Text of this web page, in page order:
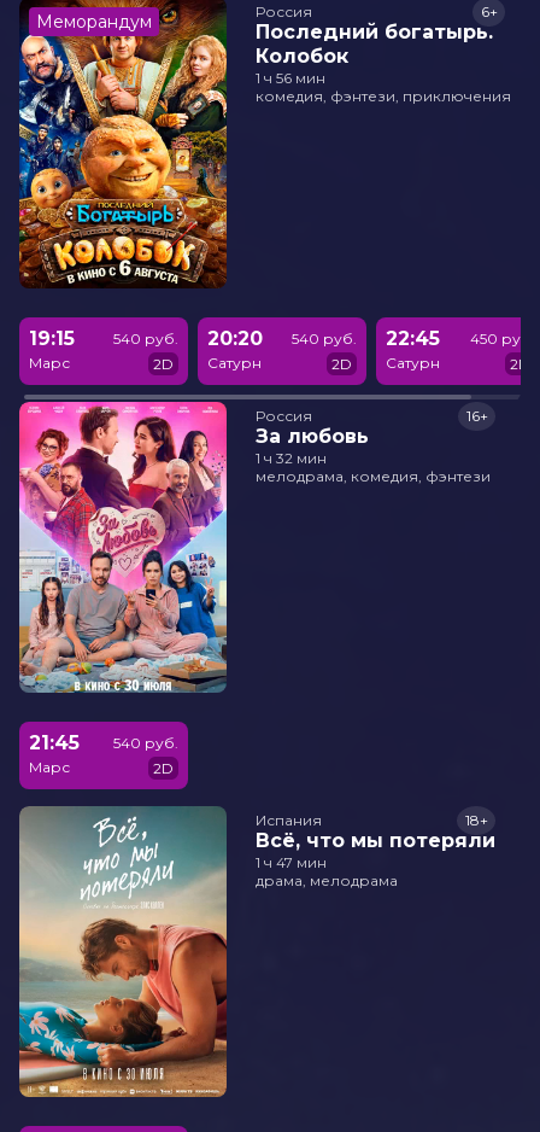
Меморандум Россия
Последний богатырь.
Колобок
6+
1 ч 56 мин
комедия, фэнтези, приключения
19:15
Марс
540 руб.
2D
20:20
Сатурн
540 руб.
2D
22:45
Сатурн
450 руб.
2D
Россия
За любовь
16+
1 ч 32 мин
мелодрама, комедия, фэнтези
21:45
Марс
540 руб.
2D
Испания
Всё, что мы потеряли
18+
1 ч 47 мин
драма, мелодрама